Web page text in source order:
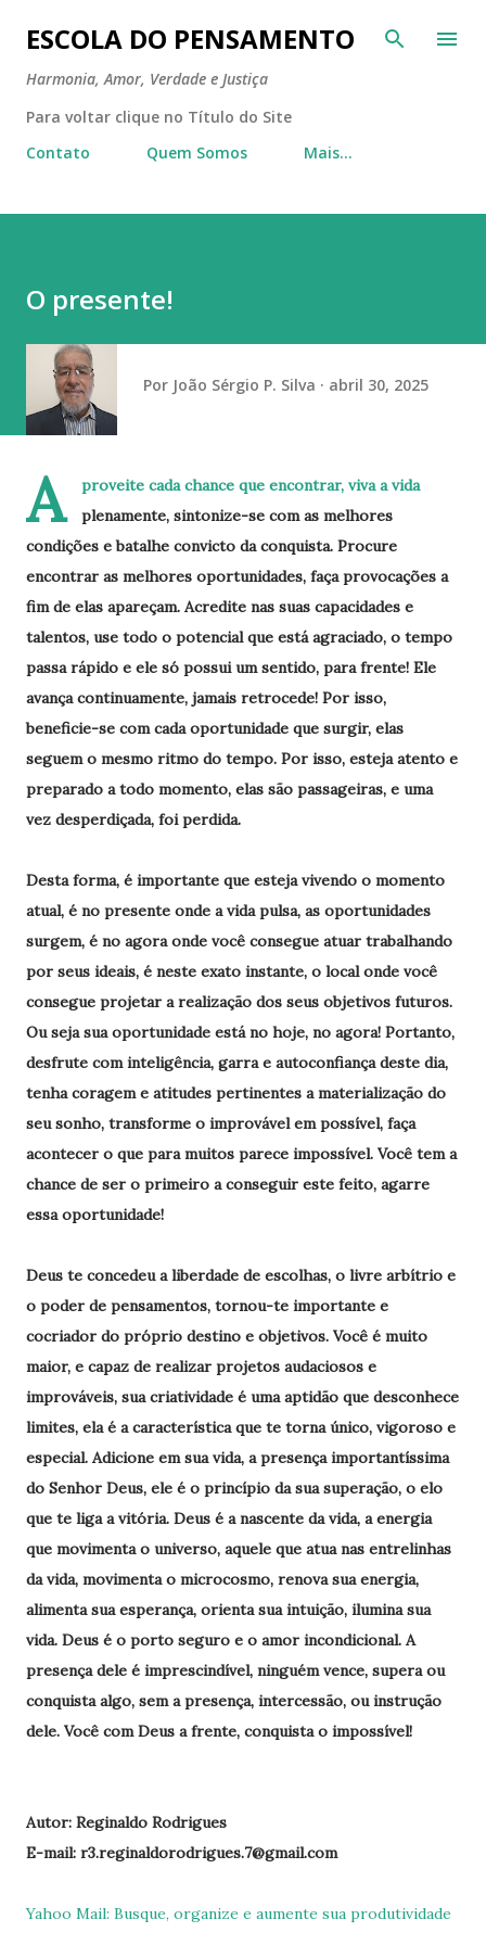
Pular para o conteúdo principal
ESCOLA DO PENSAMENTO
Harmonia, Amor, Verdade e Justiça
Para voltar clique no Título do Site
Contato
Quem Somos Mais…
O presente!
Por João Sérgio P. Silva abril 30, 2025
A
proveite cada chance que encontrar, viva a vida
plenamente, sintonize-se com as melhores
condições e batalhe convicto da conquista. Procure
encontrar as melhores oportunidades, faça provocações a
fim de elas apareçam. Acredite nas suas capacidades e
talentos, use todo o potencial que está agraciado, o tempo
passa rápido e ele só possui um sentido, para frente! Ele
avança continuamente, jamais retrocede! Por isso,
beneficie-se com cada oportunidade que surgir, elas
seguem o mesmo ritmo do tempo. Por isso, esteja atento e
preparado a todo momento, elas são passageiras, e uma
vez desperdiçada, foi perdida.
Desta forma, é importante que esteja vivendo o momento
atual, é no presente onde a vida pulsa, as oportunidades
surgem, é no agora onde você consegue atuar trabalhando
por seus ideais, é neste exato instante, o local onde você
consegue projetar a realização dos seus objetivos futuros.
Ou seja sua oportunidade está no hoje, no agora! Portanto,
desfrute com inteligência, garra e autoconfiança deste dia,
tenha coragem e atitudes pertinentes a materialização do
seu sonho, transforme o improvável em possível, faça
acontecer o que para muitos parece impossível. Você tem a
chance de ser o primeiro a conseguir este feito, agarre
essa oportunidade!
Deus te concedeu a liberdade de escolhas, o livre arbítrio e
o poder de pensamentos, tornou-te importante e
cocriador do próprio destino e objetivos. Você é muito
maior, e capaz de realizar projetos audaciosos e
improváveis, sua criatividade é uma aptidão que desconhece
limites, ela é a característica que te torna único, vigoroso e
especial. Adicione em sua vida, a presença importantíssima
do Senhor Deus, ele é o princípio da sua superação, o elo
que te liga a vitória. Deus é a nascente da vida, a energia
que movimenta o universo, aquele que atua nas entrelinhas
da vida, movimenta o microcosmo, renova sua energia,
alimenta sua esperança, orienta sua intuição, ilumina sua
vida. Deus é o porto seguro e o amor incondicional. A
presença dele é imprescindível, ninguém vence, supera ou
conquista algo, sem a presença, intercessão, ou instrução
dele. Você com Deus a frente, conquista o impossível!
Autor: Reginaldo Rodrigues
E-mail: r3.reginaldorodrigues.7@gmail.com
Yahoo Mail: Busque, organize e aumente sua produtividade